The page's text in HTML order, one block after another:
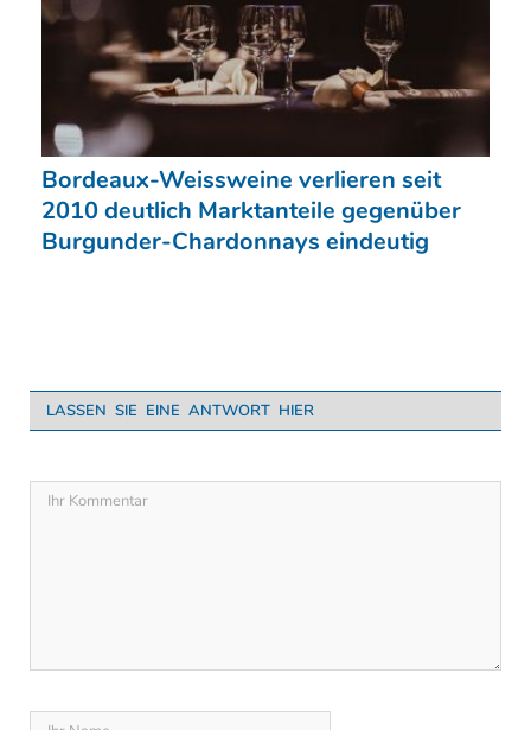
Bordeaux-Weissweine verlieren seit
2010 deutlich Marktanteile gegenüber
Burgunder-Chardonnays eindeutig
LASSEN SIE EINE ANTWORT HIER